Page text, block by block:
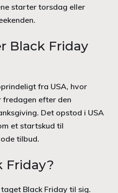
starter torsdag eller
Black Friday
fra USA, hvor
fredagen efter den
Det opstod i USA
et startskud til
tilbud.
Friday?
Black Friday til sig.